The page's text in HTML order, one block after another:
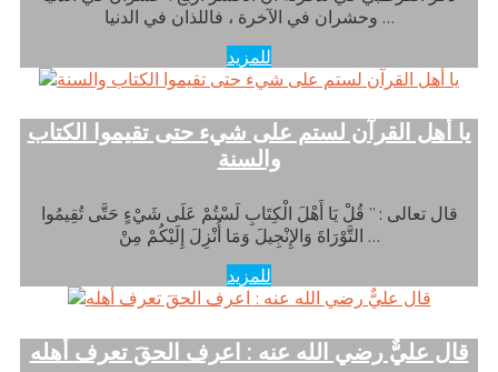
وحشران في الآخرة ، فاللذان في الدنيا …
للمزيد
يا أهل القرآن لستم على شيء حتى تقيموا الكتاب
والسنة
قال تعالى : ” قُلْ يَا أَهْلَ الْكِتَابِ لَسْتُمْ عَلَى شَيْءٍ حَتَّى تُقِيمُوا
التَّوْرَاةَ وَالإِنْجِيلَ وَمَا أُنْزِلَ إِلَيْكُمْ مِنْ …
للمزيد
قال عليٌّ رضي الله عنه : اعرف الحقَ تعرف أهله